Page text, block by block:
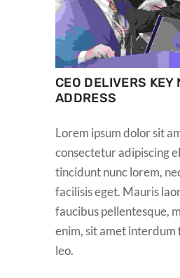
CEO DELIVERS KEY
ADDRESS
Lorem ipsum dolor sit
consectetur adipiscing
tincidunt nunc lorem,
facilisis eget. Mauris
faucibus pellentesque,
enim, sit amet interdum
leo.